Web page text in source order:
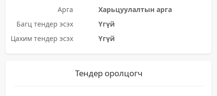
Арга
Харьцуулалтын арга
Багц тендер эсэх
Үгүй
Цахим тендер эсэх
Үгүй
Тендер оролцогч